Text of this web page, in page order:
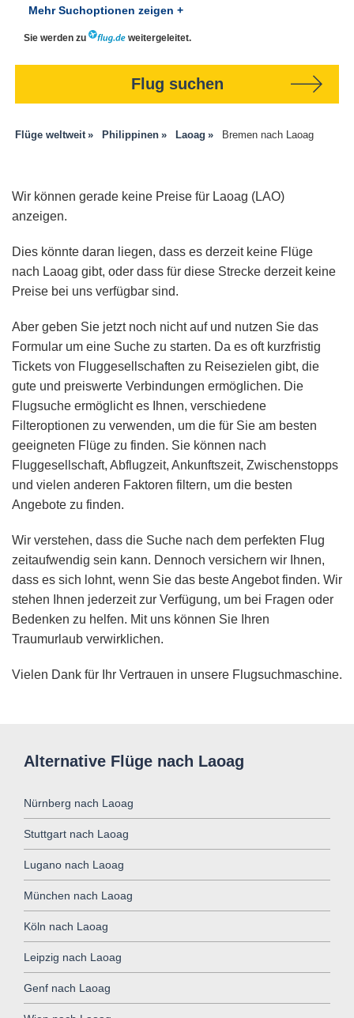
Mehr Suchoptionen zeigen +
Sie werden zu weitergeleitet.
Flug suchen
Flüge weltweit Philippinen Laoag Bremen nach Laoag
Wir können gerade keine Preise für Laoag (LAO)
anzeigen.
Dies könnte daran liegen, dass es derzeit keine Flüge
nach Laoag gibt, oder dass für diese Strecke derzeit keine
Preise bei uns verfügbar sind.
Aber geben Sie jetzt noch nicht auf und nutzen Sie das
Formular um eine Suche zu starten. Da es oft kurzfristig
Tickets von Fluggesellschaften zu Reisezielen gibt, die
gute und preiswerte Verbindungen ermöglichen. Die
Flugsuche ermöglicht es Ihnen, verschiedene
Filteroptionen zu verwenden, um die für Sie am besten
geeigneten Flüge zu finden. Sie können nach
Fluggesellschaft, Abflugzeit, Ankunftszeit, Zwischenstopps
und vielen anderen Faktoren filtern, um die besten
Angebote zu finden.
Wir verstehen, dass die Suche nach dem perfekten Flug
zeitaufwendig sein kann. Dennoch versichern wir Ihnen,
dass es sich lohnt, wenn Sie das beste Angebot finden. Wir
stehen Ihnen jederzeit zur Verfügung, um bei Fragen oder
Bedenken zu helfen. Mit uns können Sie Ihren
Traumurlaub verwirklichen.
Vielen Dank für Ihr Vertrauen in unsere Flugsuchmaschine.
Alternative Flüge nach Laoag
Nürnberg nach Laoag
Stuttgart nach Laoag
Lugano nach Laoag
München nach Laoag
Köln nach Laoag
Leipzig nach Laoag
Genf nach Laoag